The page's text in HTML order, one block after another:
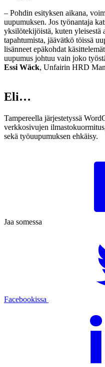
– Pohdin esityksen aikana,
uupumuksen. Jos työnantaja
yksilötekijöistä, kuten yleisestä
tapahtumista, jäävätkö töissä
lisänneet epäkohdat
uupumus johtuu vain joko
Essi Wäck, Unfairin HRD
Eli…
Tampereella järjestetyssä
verkkosivujen
sekä työuupumuksen ehkäisy.
Jaa somessa
Facebookissa